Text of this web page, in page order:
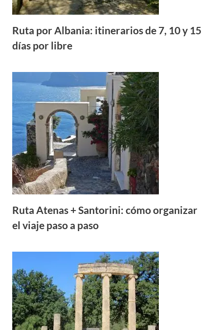
Ruta por Albania: itinerarios de 7, 10 y 15
días por libre
Ruta Atenas + Santorini: cómo organizar
el viaje paso a paso